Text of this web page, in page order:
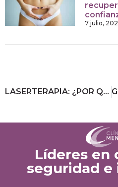
7 julio,
LASERTERAPIA: ¿POR QUÉ FUNCIONA ESTA TÉCNICA PARA DEJAR DE FUMAR?
Líderes en
seguridad e